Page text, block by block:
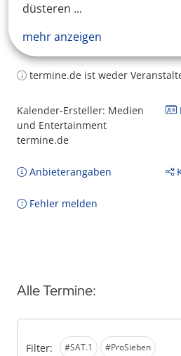
düsteren ...
mehr anzeigen
termine.de ist weder
Kalender-Ersteller: Medien
und Entertainment
termine.de
Anbieterangaben
Fehler melden
Alle Termine:
Filter: #SAT.1 #ProSieben